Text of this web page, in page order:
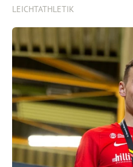
LEICHTATHLETIK